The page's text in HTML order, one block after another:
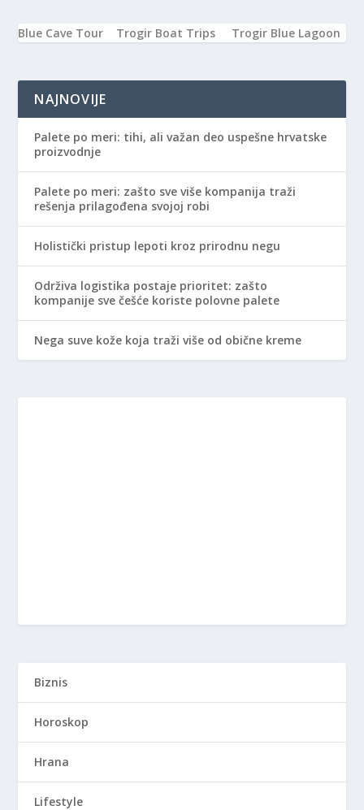
Blue Cave Tour Trogir Boat Trips Trogir Blue Lagoon
NAJNOVIJE
Palete po meri: tihi, ali važan deo uspešne hrvatske
proizvodnje
Palete po meri: zašto sve više kompanija traži
rešenja prilagođena svojoj robi
Holistički pristup lepoti kroz prirodnu negu
Održiva logistika postaje prioritet: zašto
kompanije sve češće koriste polovne palete
Nega suve kože koja traži više od obične kreme
Biznis
Horoskop
Hrana
Lifestyle